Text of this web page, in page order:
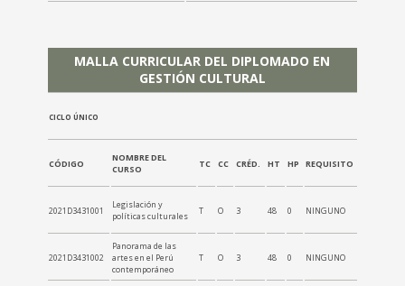
MALLA CURRICULAR DEL DIPLOMADO EN
GESTIÓN CULTURAL
CICLO ÚNICO
CÓDIGO
NOMBRE DEL
CURSO
TC CC CRÉD. HT HP REQUISITO
2021D3431001
Legislación y
políticas culturales
T O 3 48 0 NINGUNO
2021D3431002
Panorama de las
artes en el Perú
contemporáneo
T O 3 48 0 NINGUNO